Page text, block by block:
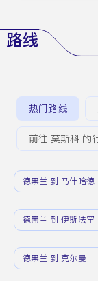
路线
热门路线
前往 莫斯科 的
德黑兰 到 马什哈德
德黑兰 到 伊斯法罕
德黑兰 到 克尔曼